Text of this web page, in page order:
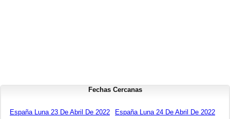
Fechas Cercanas
España Luna 23 De Abril De 2022
España Luna 24 De Abril De 2022